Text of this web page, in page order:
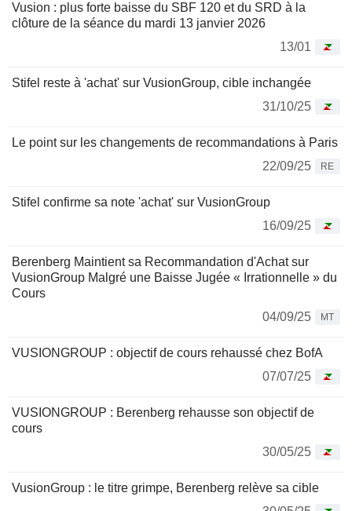
Vusion : plus forte baisse du SBF 120 et du SRD à la
clôture de la séance du mardi 13 janvier 2026
13/01
Stifel reste à 'achat' sur VusionGroup, cible inchangée
31/10/25
Le point sur les changements de recommandations à Paris
22/09/25
RE
Stifel confirme sa note 'achat' sur VusionGroup
16/09/25
Berenberg Maintient sa Recommandation d'Achat sur
VusionGroup Malgré une Baisse Jugée « Irrationnelle » du
Cours
04/09/25
MT
VUSIONGROUP : objectif de cours rehaussé chez BofA
07/07/25
VUSIONGROUP : Berenberg rehausse son objectif de
cours
30/05/25
VusionGroup : le titre grimpe, Berenberg relève sa cible